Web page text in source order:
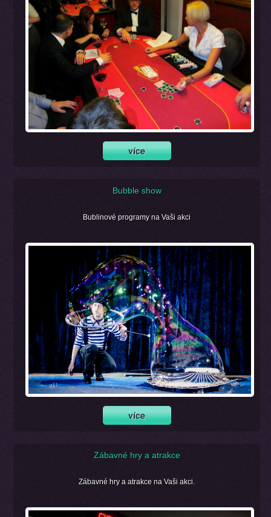
Bubble show
Bublinové programy na Vaši akci
Zábavné hry a atrakce
Zábavné hry a atrakce na Vaši akci.